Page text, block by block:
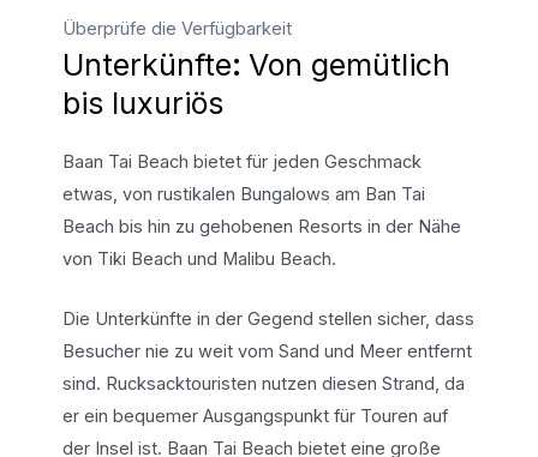
Überprüfe die Verfügbarkeit
Unterkünfte: Von gemütlich
bis luxuriös
Baan Tai Beach bietet für jeden Geschmack
etwas, von rustikalen Bungalows am Ban Tai
Beach bis hin zu gehobenen Resorts in der Nähe
von Tiki Beach und Malibu Beach.
Die Unterkünfte in der Gegend stellen sicher, dass
Besucher nie zu weit vom Sand und Meer entfernt
sind. Rucksacktouristen nutzen diesen Strand, da
er ein bequemer Ausgangspunkt für Touren auf
der Insel ist. Baan Tai Beach bietet eine große